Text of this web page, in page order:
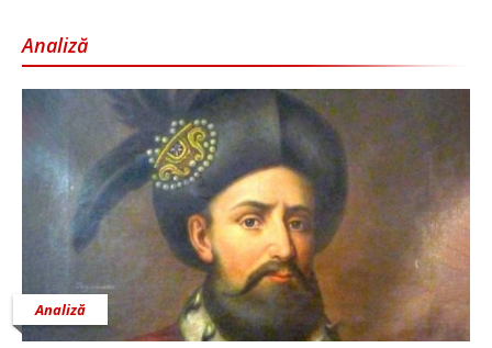
Analiză
Analiză